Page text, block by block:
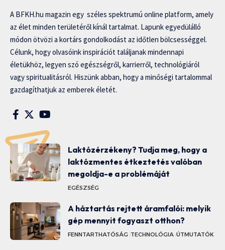
A BFKH.hu magazin egy széles spektrumú online platform, amely
az élet minden területéről kínál tartalmat. Lapunk egyedülálló
módon ötvözi a kortárs gondolkodást az időtlen bölcsességgel.
Célunk, hogy olvasóink inspirációt találjanak mindennapi
életükhöz, legyen szó egészségről, karrierről, technológiáról
vagy spiritualitásról. Hiszünk abban, hogy a minőségi tartalommal
gazdagíthatjuk az emberek életét.
Laktózérzékeny? Tudja meg, hogy a
laktózmentes étkeztetés valóban
megoldja-e a problémáját
EGÉSZSÉG
A háztartás rejtett áramfalói: melyik
gép mennyit fogyaszt otthon?
FENNTARTHATÓSÁG TECHNOLÓGIA ÚTMUTATÓK